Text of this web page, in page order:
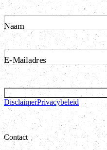
Naam
E-Mailadres
DisclaimerPrivacybeleid
Contact